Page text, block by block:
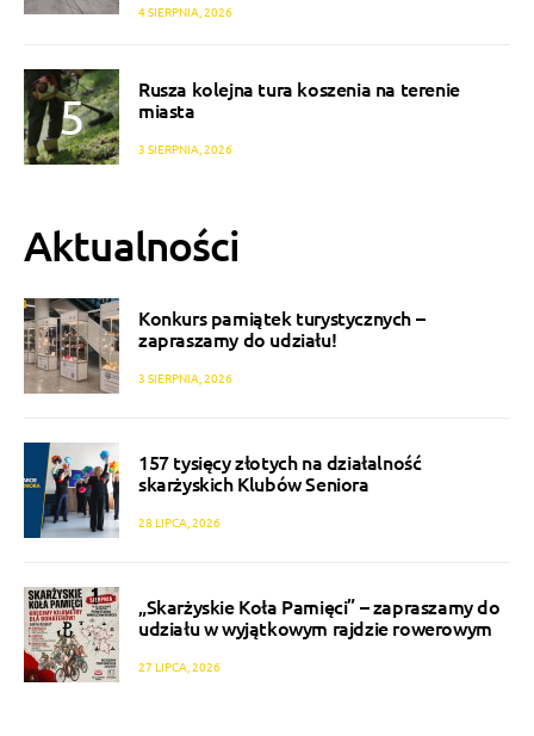
4 SIERPNIA, 2026
Rusza kolejna tura koszenia na terenie
miasta
3 SIERPNIA, 2026
Aktualności
Konkurs pamiątek turystycznych –
zapraszamy do udziału!
3 SIERPNIA, 2026
157 tysięcy złotych na działalność
skarżyskich Klubów Seniora
28 LIPCA, 2026
„Skarżyskie Koła Pamięci” – zapraszamy do
udziału w wyjątkowym rajdzie rowerowym
27 LIPCA, 2026